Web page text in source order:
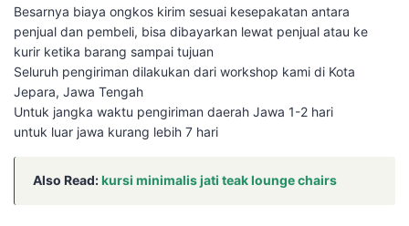
Besarnya biaya ongkos kirim sesuai kesepakatan antara
penjual dan pembeli, bisa dibayarkan lewat penjual atau ke
kurir ketika barang sampai tujuan
Seluruh pengiriman dilakukan dari workshop kami di Kota
Jepara, Jawa Tengah
Untuk jangka waktu pengiriman daerah Jawa 1-2 hari
untuk luar jawa kurang lebih 7 hari
Also Read:kursi minimalis jati teak lounge chairs